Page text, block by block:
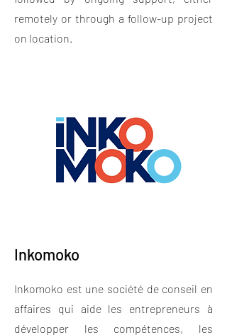
remotely or through a follow-up project
on location.
Inkomoko
Inkomoko est une société de conseil en
affaires qui aide les entrepreneurs à
développer les compétences, les